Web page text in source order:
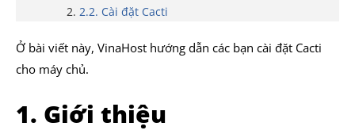
2.2. Cài đặt Cacti
Ở bài viết này, VinaHost hướng dẫn các bạn cài đặt Cacti
cho máy chủ.
1. Giới thiệu